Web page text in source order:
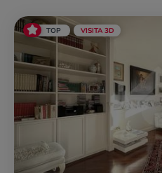
TOP VISITA 3D